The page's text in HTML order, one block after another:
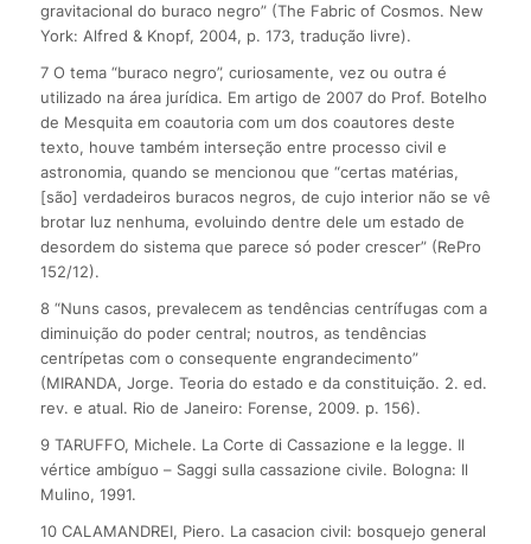
gravitacional do buraco negro” (The Fabric of Cosmos. New
York: Alfred & Knopf, 2004, p. 173, tradução livre).
7 O tema “buraco negro”, curiosamente, vez ou outra é
utilizado na área jurídica. Em artigo de 2007 do Prof. Botelho
de Mesquita em coautoria com um dos coautores deste
texto, houve também interseção entre processo civil e
astronomia, quando se mencionou que “certas matérias,
[são] verdadeiros buracos negros, de cujo interior não se vê
brotar luz nenhuma, evoluindo dentre dele um estado de
desordem do sistema que parece só poder crescer” (RePro
152/12).
8 “Nuns casos, prevalecem as tendências centrífugas com a
diminuição do poder central; noutros, as tendências
centrípetas com o consequente engrandecimento”
(MIRANDA, Jorge. Teoria do estado e da constituição. 2. ed.
rev. e atual. Rio de Janeiro: Forense, 2009. p. 156).
9 TARUFFO, Michele. La Corte di Cassazione e la legge. Il
vértice ambíguo – Saggi sulla cassazione civile. Bologna: Il
Mulino, 1991.
10 CALAMANDREI, Piero. La casacion civil: bosquejo general